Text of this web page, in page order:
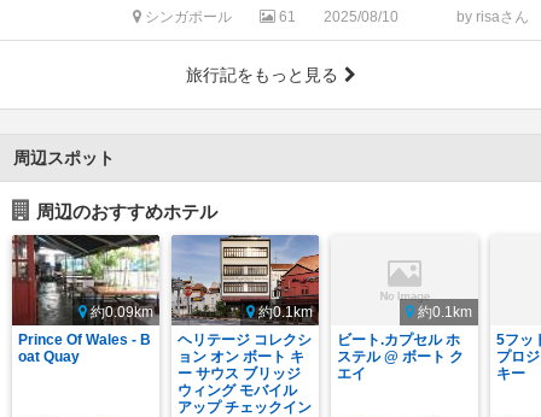
シンガポール 61 2025/08/10 by risaさん
旅行記をもっと見る
周辺スポット
周辺のおすすめホテル
約0.09km
Prince Of Wales - B
oat Quay
約0.1km
ヘリテージ コレクシ
ョン オン ボート キ
ー サウス ブリッジ
ウィング モバイル
アップ チェックイン
約0.1km
ビート.カプセル ホ
ステル @ ボート ク
エイ
5フッ
プロ
キー